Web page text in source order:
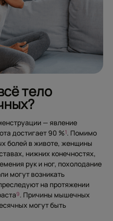
тело
— явление
достигает 90 %1. Помимо
болей в животе, женщины
нижних конечностях,
рук и ног, похолодание
могут возникать
на протяжении
9. Причины мышечных
могут быть